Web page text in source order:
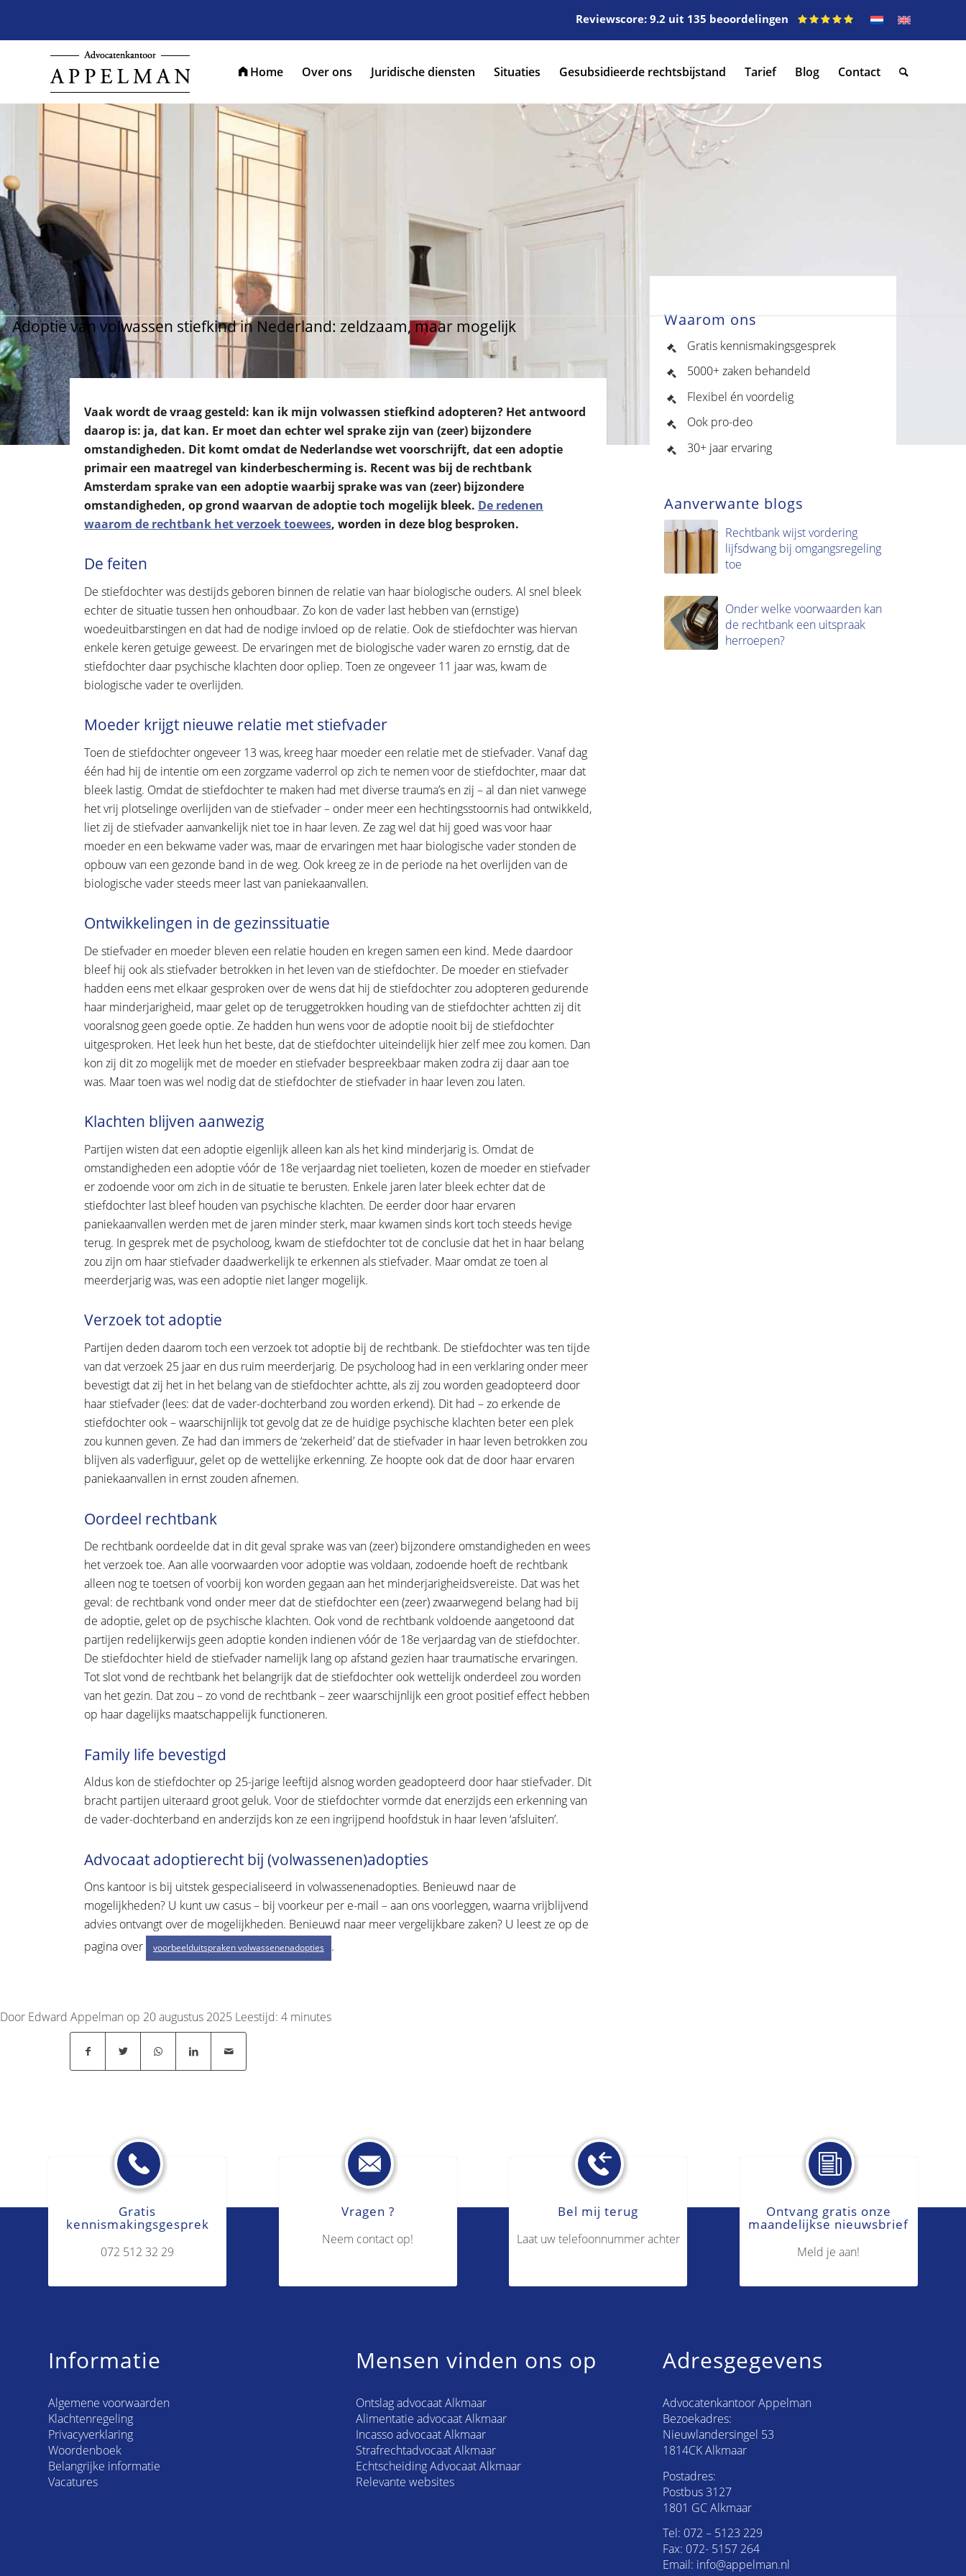
Reviewscore: 9.2 uit 135 beoordelingen
Home Over ons Juridische diensten Situaties Gesubsidieerde rechtsbijstand Tarief Blog Contact
Adoptie van volwassen stiefkind in Nederland: zeldzaam, maar mogelijk
Vaak wordt de vraag gesteld: kan ik mijn volwassen stiefkind adopteren? Het antwoord
daarop is: ja, dat kan. Er moet dan echter wel sprake zijn van (zeer) bijzondere
omstandigheden. Dit komt omdat de Nederlandse wet voorschrijft, dat een adoptie
primair een maatregel van kinderbescherming is. Recent was bij de rechtbank
Amsterdam sprake van een adoptie waarbij sprake was van (zeer) bijzondere
omstandigheden, op grond waarvan de adoptie toch mogelijk bleek. De redenen
waarom de rechtbank het verzoek toewees, worden in deze blog besproken.
De feiten
De stiefdochter was destijds geboren binnen de relatie van haar biologische ouders. Al snel bleek
echter de situatie tussen hen onhoudbaar. Zo kon de vader last hebben van (ernstige)
woedeuitbarstingen en dat had de nodige invloed op de relatie. Ook de stiefdochter was hiervan
enkele keren getuige geweest. De ervaringen met de biologische vader waren zo ernstig, dat de
stiefdochter daar psychische klachten door opliep. Toen ze ongeveer 11 jaar was, kwam de
biologische vader te overlijden.
Moeder krijgt nieuwe relatie met stiefvader
Toen de stiefdochter ongeveer 13 was, kreeg haar moeder een relatie met de stiefvader. Vanaf dag
één had hij de intentie om een zorgzame vaderrol op zich te nemen voor de stiefdochter, maar dat
bleek lastig. Omdat de stiefdochter te maken had met diverse trauma’s en zij – al dan niet vanwege
het vrij plotselinge overlijden van de stiefvader – onder meer een hechtingsstoornis had ontwikkeld,
liet zij de stiefvader aanvankelijk niet toe in haar leven. Ze zag wel dat hij goed was voor haar
moeder en een bekwame vader was, maar de ervaringen met haar biologische vader stonden de
opbouw van een gezonde band in de weg. Ook kreeg ze in de periode na het overlijden van de
biologische vader steeds meer last van paniekaanvallen.
Ontwikkelingen in de gezinssituatie
De stiefvader en moeder bleven een relatie houden en kregen samen een kind. Mede daardoor
bleef hij ook als stiefvader betrokken in het leven van de stiefdochter. De moeder en stiefvader
hadden eens met elkaar gesproken over de wens dat hij de stiefdochter zou adopteren gedurende
haar minderjarigheid, maar gelet op de teruggetrokken houding van de stiefdochter achtten zij dit
vooralsnog geen goede optie. Ze hadden hun wens voor de adoptie nooit bij de stiefdochter
uitgesproken. Het leek hun het beste, dat de stiefdochter uiteindelijk hier zelf mee zou komen. Dan
kon zij dit zo mogelijk met de moeder en stiefvader bespreekbaar maken zodra zij daar aan toe
was. Maar toen was wel nodig dat de stiefdochter de stiefvader in haar leven zou laten.
Klachten blijven aanwezig
Partijen wisten dat een adoptie eigenlijk alleen kan als het kind minderjarig is. Omdat de
omstandigheden een adoptie vóór de 18e verjaardag niet toelieten, kozen de moeder en stiefvader
er zodoende voor om zich in de situatie te berusten. Enkele jaren later bleek echter dat de
stiefdochter last bleef houden van psychische klachten. De eerder door haar ervaren
paniekaanvallen werden met de jaren minder sterk, maar kwamen sinds kort toch steeds hevige
terug. In gesprek met de psycholoog, kwam de stiefdochter tot de conclusie dat het in haar belang
zou zijn om haar stiefvader daadwerkelijk te erkennen als stiefvader. Maar omdat ze toen al
meerderjarig was, was een adoptie niet langer mogelijk.
Verzoek tot adoptie
Partijen deden daarom toch een verzoek tot adoptie bij de rechtbank. De stiefdochter was ten tijde
van dat verzoek 25 jaar en dus ruim meerderjarig. De psycholoog had in een verklaring onder meer
bevestigt dat zij het in het belang van de stiefdochter achtte, als zij zou worden geadopteerd door
haar stiefvader (lees: dat de vader-dochterband zou worden erkend). Dit had – zo erkende de
stiefdochter ook – waarschijnlijk tot gevolg dat ze de huidige psychische klachten beter een plek
zou kunnen geven. Ze had dan immers de ‘zekerheid’ dat de stiefvader in haar leven betrokken zou
blijven als vaderfiguur, gelet op de wettelijke erkenning. Ze hoopte ook dat de door haar ervaren
paniekaanvallen in ernst zouden afnemen.
Oordeel rechtbank
De rechtbank oordeelde dat in dit geval sprake was van (zeer) bijzondere omstandigheden en wees
het verzoek toe. Aan alle voorwaarden voor adoptie was voldaan, zodoende hoeft de rechtbank
alleen nog te toetsen of voorbij kon worden gegaan aan het minderjarigheidsvereiste. Dat was het
geval: de rechtbank vond onder meer dat de stiefdochter een (zeer) zwaarwegend belang had bij
de adoptie, gelet op de psychische klachten. Ook vond de rechtbank voldoende aangetoond dat
partijen redelijkerwijs geen adoptie konden indienen vóór de 18e verjaardag van de stiefdochter.
De stiefdochter hield de stiefvader namelijk lang op afstand gezien haar traumatische ervaringen.
Tot slot vond de rechtbank het belangrijk dat de stiefdochter ook wettelijk onderdeel zou worden
van het gezin. Dat zou – zo vond de rechtbank – zeer waarschijnlijk een groot positief effect hebben
op haar dagelijks maatschappelijk functioneren.
Family life bevestigd
Aldus kon de stiefdochter op 25-jarige leeftijd alsnog worden geadopteerd door haar stiefvader. Dit
bracht partijen uiteraard groot geluk. Voor de stiefdochter vormde dat enerzijds een erkenning van
de vader-dochterband en anderzijds kon ze een ingrijpend hoofdstuk in haar leven ‘afsluiten’.
Advocaat adoptierecht bij (volwassenen)adopties
Ons kantoor is bij uitstek gespecialiseerd in volwassenenadopties. Benieuwd naar de
mogelijkheden? U kunt uw casus – bij voorkeur per e-mail – aan ons voorleggen, waarna vrijblijvend
advies ontvangt over de mogelijkheden. Benieuwd naar meer vergelijkbare zaken? U leest ze op de
pagina over
voorbeelduitspraken volwassenenadopties .
Waarom ons
Gratis kennismakingsgesprek
5000+ zaken behandeld
Flexibel én voordelig
Ook pro-deo
30+ jaar ervaring
Aanverwante blogs
Rechtbank wijst vordering
lijfsdwang bij omgangsregeling
toe
Onder welke voorwaarden kan
de rechtbank een uitspraak
herroepen?
Door Edward Appelman op 20 augustus 2025 Leestijd: 4 minutes
Gratis
kennismakingsgesprek
072 512 32 29
Vragen ?
Neem contact op!
Bel mij terug
Laat uw telefoonnummer achter
Ontvang gratis onze
maandelijkse nieuwsbrief
Meld je aan!
Informatie
Algemene voorwaarden
Klachtenregeling
Privacyverklaring
Woordenboek
Belangrijke informatie
Vacatures
Mensen vinden ons op
Ontslag advocaat Alkmaar
Alimentatie advocaat Alkmaar
Incasso advocaat Alkmaar
Strafrechtadvocaat Alkmaar
Echtscheiding Advocaat Alkmaar
Relevante websites
Adresgegevens
Advocatenkantoor Appelman
Bezoekadres:
Nieuwlandersingel 53
1814CK Alkmaar
Postadres:
Postbus 3127
1801 GC Alkmaar
Tel: 072 – 5123 229
Fax: 072- 5157 264
Email: info@appelman.nl